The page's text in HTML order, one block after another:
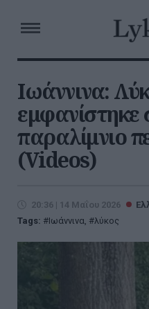
Ιωάννινα:
εμφανίστηκε
παραλίμνιο
(Videos)
20:36 | 14 Μαΐου 2026
Tags:
Ιωάννινα, λύκος